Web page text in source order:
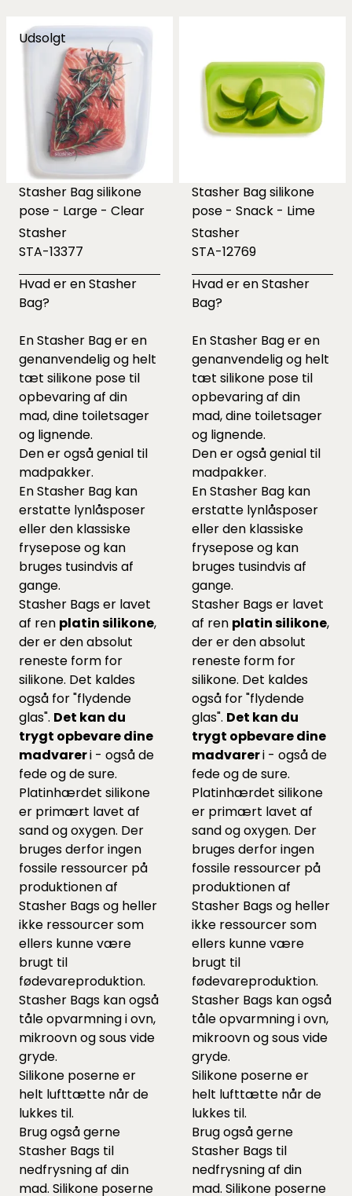
Udsolgt
Stasher Bag silikone
pose - Large - Clear
Stasher
STA-13377
Hvad er en Stasher
Bag?
En Stasher Bag er en
genanvendelig og helt
tæt silikone pose til
opbevaring af din
mad, dine toiletsager
og lignende.
Den er også genial til
madpakker.
En Stasher Bag kan
erstatte lynlåsposer
eller den klassiske
frysepose og kan
bruges tusindvis af
gange.
Stasher Bags er lavet
af ren platin silikone,
der er den absolut
reneste form for
silikone. Det kaldes
også for "flydende
glas". Det kan du
trygt opbevare dine
madvareri - også de
fede og de sure.
Platinhærdet silikone
er primært lavet af
sand og oxygen. Der
bruges derfor ingen
fossile ressourcer på
produktionen af
Stasher Bags og heller
ikke ressourcer som
ellers kunne være
brugt til
fødevareproduktion.
Stasher Bags kan også
tåle opvarmning i ovn,
mikroovn og sous vide
gryde.
Silikone poserne er
helt lufttætte når de
lukkes til.
Brug også gerne
Stasher Bags til
nedfrysning af din
mad. Silikone poserne
Stasher Bag silikone
pose - Snack - Lime
Stasher
STA-12769
Hvad er en Stasher
Bag?
En Stasher Bag er en
genanvendelig og helt
tæt silikone pose til
opbevaring af din
mad, dine toiletsager
og lignende.
Den er også genial til
madpakker.
En Stasher Bag kan
erstatte lynlåsposer
eller den klassiske
frysepose og kan
bruges tusindvis af
gange.
Stasher Bags er lavet
af ren platin silikone,
der er den absolut
reneste form for
silikone. Det kaldes
også for "flydende
glas". Det kan du
trygt opbevare dine
madvareri - også de
fede og de sure.
Platinhærdet silikone
er primært lavet af
sand og oxygen. Der
bruges derfor ingen
fossile ressourcer på
produktionen af
Stasher Bags og heller
ikke ressourcer som
ellers kunne være
brugt til
fødevareproduktion.
Stasher Bags kan også
tåle opvarmning i ovn,
mikroovn og sous vide
gryde.
Silikone poserne er
helt lufttætte når de
lukkes til.
Brug også gerne
Stasher Bags til
nedfrysning af din
mad. Silikone poserne